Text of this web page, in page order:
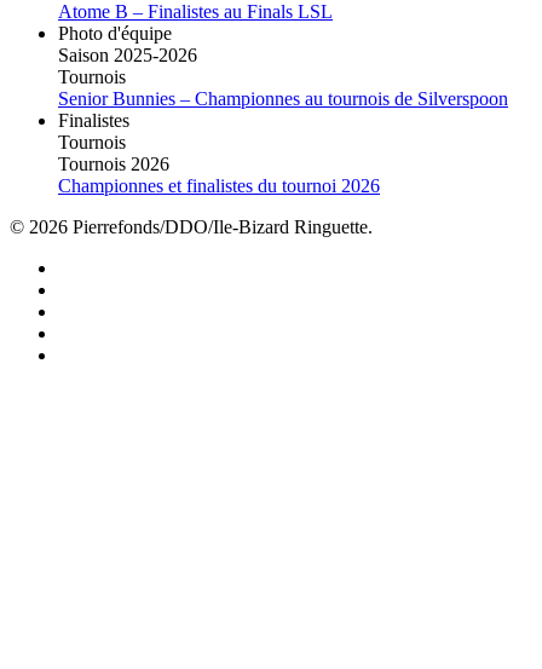
Atome B – Finalistes au Finals LSL
Photo d'équipe
Saison 2025-2026
Tournois
Senior Bunnies – Championnes au tournois de Silverspoon
Finalistes
Tournois
Tournois 2026
Championnes et finalistes du tournoi 2026
© 2026 Pierrefonds/DDO/Ile-Bizard Ringuette.